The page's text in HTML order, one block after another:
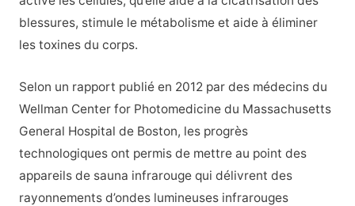
blessures, stimule le métabolisme et aide à éliminer
les toxines du corps.
Selon un rapport publié en 2012 par des médecins du
Wellman Center for Photomedicine du Massachusetts
General Hospital de Boston, les progrès
technologiques ont permis de mettre au point des
appareils de sauna infrarouge qui délivrent des
rayonnements d’ondes lumineuses infrarouges